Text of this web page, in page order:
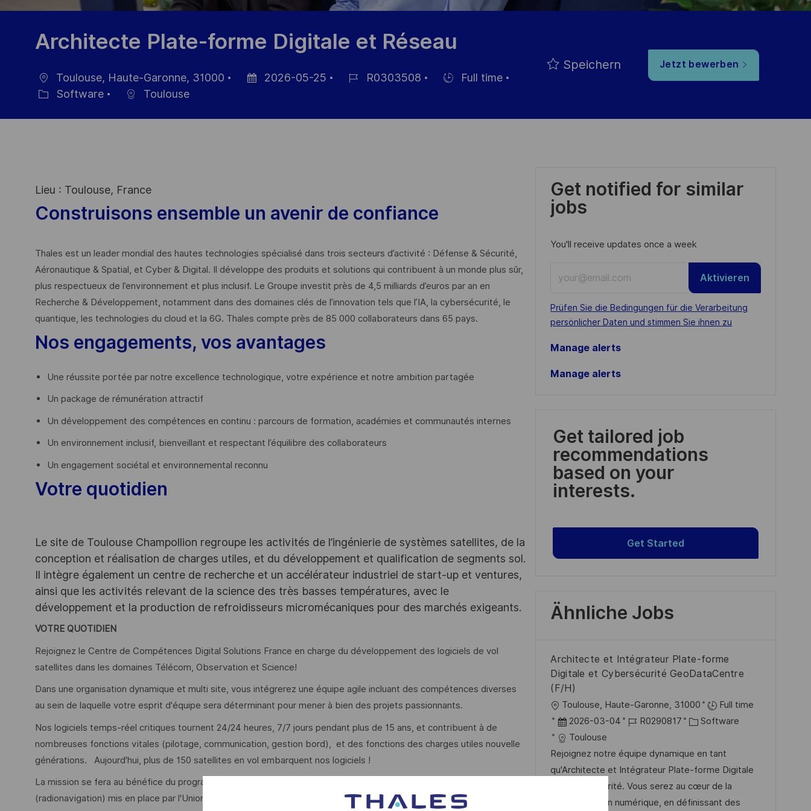
Architecte Plate-forme Digitale et Réseau
Ort
Toulouse, Haute-Garonne, 31000
Veröffentlichung
2026-05-25
R0303508
Full time
Software Toulouse
Speichern Jetzt bewerben
Lieu : Toulouse, France
Construisons ensemble un avenir de confiance
Thales est un leader mondial des hautes technologies spécialisé dans trois secteurs d’activité : Défense & Sécurité,
Aéronautique & Spatial, et Cyber & Digital. Il développe des produits et solutions qui contribuent à un monde plus sûr,
plus respectueux de l’environnement et plus inclusif. Le Groupe investit près de 4,5 milliards d’euros par an en
Recherche & Développement, notamment dans des domaines clés de l’innovation tels que l’IA, la cybersécurité, le
quantique, les technologies du cloud et la 6G. Thales compte près de 85 000 collaborateurs dans 65 pays. ​
Nos engagements, vos avantages
Une réussite portée par notre excellence technologique, votre expérience et notre ambition partagée
Un package de rémunération attractif
Un développement des compétences en continu : parcours de formation, académies et communautés internes
Un environnement inclusif, bienveillant et respectant l’équilibre des collaborateurs
Un engagement sociétal et environnemental reconnu
Votre quotidien
Le site de Toulouse Champollion regroupe les activités de l’ingénierie de systèmes satellites, de la
conception et réalisation de charges utiles, et du développement et qualification de segments sol.
Il intègre également un centre de recherche et un accélérateur industriel de start-up et ventures,
ainsi que les activités relevant de la science des très basses températures, avec le
développement et la production de refroidisseurs micromécaniques pour des marchés exigeants.
VOTRE QUOTIDIEN
Rejoignez le Centre de Compétences Digital Solutions France en charge du développement des logiciels de vol
satellites dans les domaines Télécom, Observation et Science!
Dans une organisation dynamique et multi site, vous intégrerez une équipe agile incluant des compétences diverses
au sein de laquelle votre esprit d'équipe sera déterminant pour mener à bien des projets passionnants.
Nos logiciels temps-réel critiques tournent 24/24 heures, 7/7 jours pendant plus de 15 ans, et contribuent à de
nombreuses fonctions vitales (pilotage, communication, gestion bord), et des fonctions des charges utiles nouvelle
générations. Aujourd'hui, plus de 150 satellites en vol embarquent nos logiciels !
La mission se fera au bénéfice du programme GALILEO qui est le système de positionnement par satellites
(radionavigation) mis en place par l'Union européenne (UE).
Get notified for similar
jobs
You'll receive updates once a week
Email
address
(Required)
Required
Prüfen Sie die Bedingungen für die Verarbeitung
persönlicher Daten und stimmen Sie ihnen zu
Aktivieren
Manage alerts
Manage alerts
Get tailored job
recommendations
based on your
interests.
Get Started
Ähnliche Jobs
Architecte et Intégrateur Plate-forme
Digitale et Cybersécurité GeoDataCentre
(F/H)
O
r
t
Toulouse, Haute-Garonne, 31000
Full time
D
a
t
u
2026-03-04
J
b
-
I
D
R0290817
K
t
e
g
o
Software
Toulouse
Rejoignez notre équipe dynamique en tant
qu'Architecte et Intégrateur Plate-forme Digitale
et Cybersécurité. Vous serez au cœur de la
transformation numérique, en définissant des